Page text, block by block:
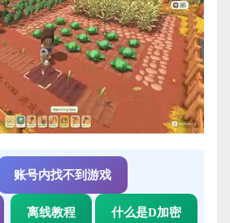
账号内找不到游戏
离线教程 什么是D加密